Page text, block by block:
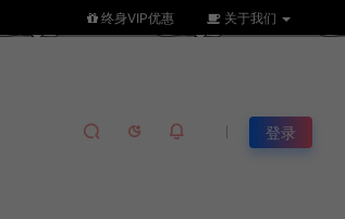
终身VIP优惠 关于我们
登录